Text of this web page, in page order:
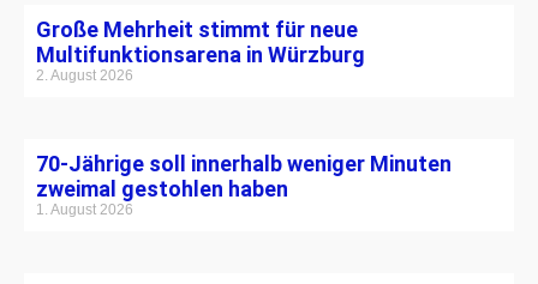
Große Mehrheit stimmt für neue
Multifunktionsarena in Würzburg
2. August 2026
70-Jährige soll innerhalb weniger Minuten
zweimal gestohlen haben
1. August 2026